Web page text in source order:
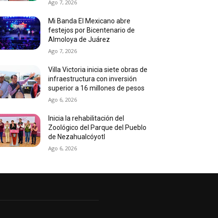
Ago 7, 2026
Mi Banda El Mexicano abre
festejos por Bicentenario de
Almoloya de Juárez
Ago 7, 2026
Villa Victoria inicia siete obras de
infraestructura con inversión
superior a 16 millones de pesos
Ago 6, 2026
Inicia la rehabilitación del
Zoológico del Parque del Pueblo
de Nezahualcóyotl
Ago 6, 2026